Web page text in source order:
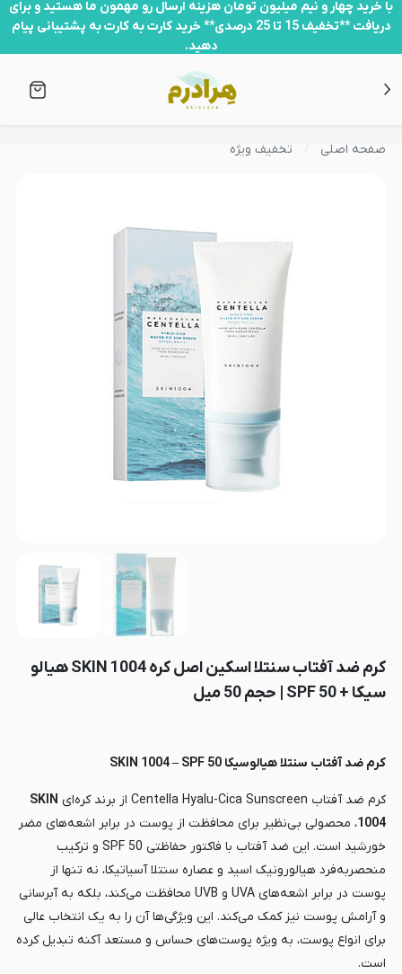
با خرید چهار و نیم میلیون تومان هزینه ارسال رو مهمون ما هستید و برای
دریافت **تخفیف 15 تا 25 درصدی** خرید کارت به کارت به پشتیبانی پیام
دهید.
صفحه اصلی تخفیف ویژه
کرم ضد آفتاب سنتلا اسکین اصل کره SKIN 1004 هیالو
سیکا + SPF 50 | حجم 50 میل
کرم ضد آفتاب سنتلا هیالوسیکا SKIN 1004 – SPF 50
کرم ضد آفتاب Centella Hyalu-Cica Sunscreenاز برند کره‌ای SKIN
1004، محصولی بی‌نظیر برای محافظت از پوست در برابر اشعه‌های مضر
خورشید است. این ضد آفتاب با فاکتور حفاظتی SPF 50 و ترکیب
منحصربه‌فرد هیالورونیک اسید و عصاره سنتلا آسیاتیکا، نه تنها از
پوست در برابر اشعه‌های UVA و UVB محافظت می‌کند، بلکه به آبرسانی
و آرامش پوست نیز کمک می‌کند. این ویژگی‌ها آن را به یک انتخاب عالی
برای انواع پوست، به ویژه پوست‌های حساس و مستعد آکنه تبدیل کرده
است.